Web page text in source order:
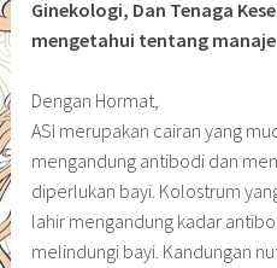
Ginekologi, Dan Tenaga
mengetahui tentang
Dengan Hormat,
ASI merupakan cairan yang
mengandung antibodi dan
diperlukan bayi. Kolostrum
lahir mengandung kadar
melindungi bayi. Kandungan